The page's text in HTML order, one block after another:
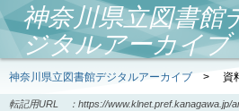
神奈川県立図書館
ジタルアーカイブ
神奈川県立図書館デジタルアーカイブ> 資
転記用URL ： https://www.klnet.pref.kanagawa.jp/